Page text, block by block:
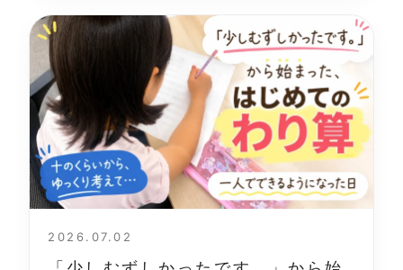
2026.07.02